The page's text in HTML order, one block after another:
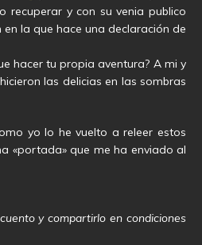
recuperar y con su venia publico
la que hace una declaración de
hacer tu propia aventura? A mi y
las delicias en las sombras
yo lo he vuelto a releer estos
«portada» que me ha enviado al
y compartirlo en condiciones